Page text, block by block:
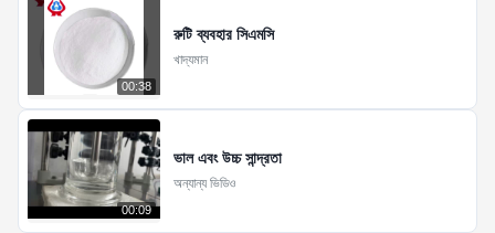
00:38
রুটি ব্যবহার সিএমসি
খাদ্যমান
00:09
ভাল এবং উচ্চ সান্দ্রতা
অন্যান্য ভিডিও